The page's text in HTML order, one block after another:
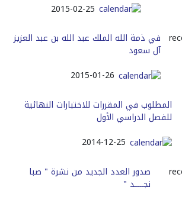
2015-02-25
في ذمة الله الملك عبد الله بن عبد العزيز
آل سعود
2015-01-26
المطلوب في المقررات للاختبارات النهائية
للفصل الدراسي الأول
2014-12-25
صدور العدد الجديد من نشرة " صبا
نجـــــد "